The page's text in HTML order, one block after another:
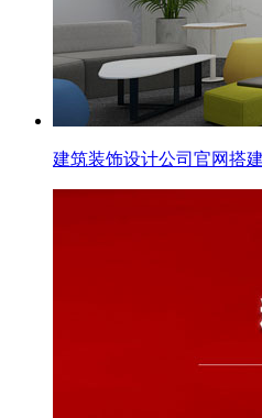
建筑装饰设计公司官网搭